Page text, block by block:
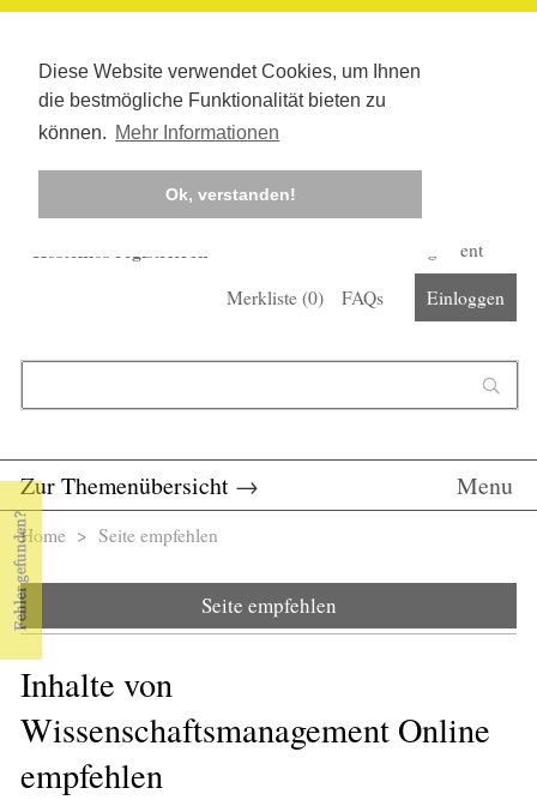
Diese Website verwendet Cookies, um Ihnen
die bestmögliche Funktionalität bieten zu
können. Mehr Informationen
Ok, verstanden!
Kostenlos registrieren
Corona-Management
Merkliste (0) FAQs Einloggen
Zur Themenübersicht → Menu
Sie sind hier
Home > Seite empfehlen
Seite empfehlen
Inhalte von
Wissenschaftsmanagement Online
empfehlen